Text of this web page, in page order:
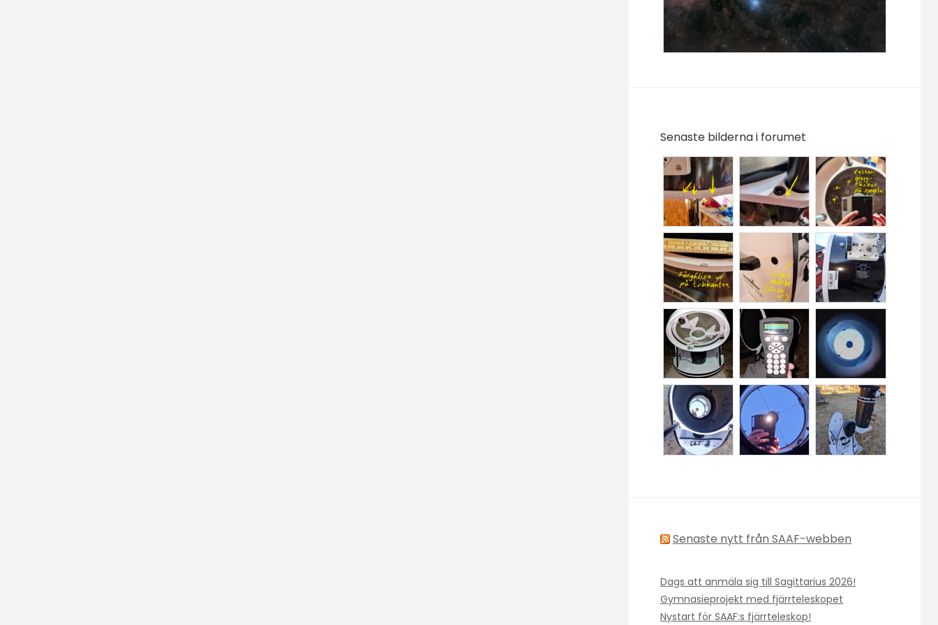
Senaste bilderna i forumet
Senaste nytt från SAAF-webben
Dags att anmäla sig till Sagittarius 2026!
Gymnasieprojekt med fjärrteleskopet
Nystart för SAAF:s fjärrteleskop!